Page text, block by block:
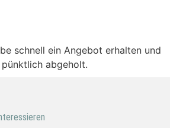
schnell ein Angebot erhalten und
abgeholt.